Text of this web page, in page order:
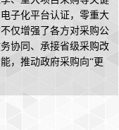
子化平台认证，零重大
仅增强了各方对采购公
协同、承接省级采购改
，推动政府采购向“更